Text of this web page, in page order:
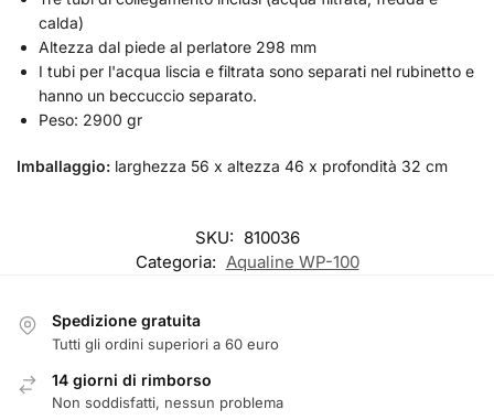
calda)
Altezza dal piede al perlatore 298 mm
I tubi per l'acqua liscia e filtrata sono separati nel rubinetto e
hanno un beccuccio separato.
Peso: 2900 gr
Imballaggio: larghezza 56 x altezza 46 x profondità 32 cm
SKU: 810036
Categoria: Aqualine WP-100
Spedizione gratuita
Tutti gli ordini superiori a 60 euro
14 giorni di rimborso
Non soddisfatti, nessun problema